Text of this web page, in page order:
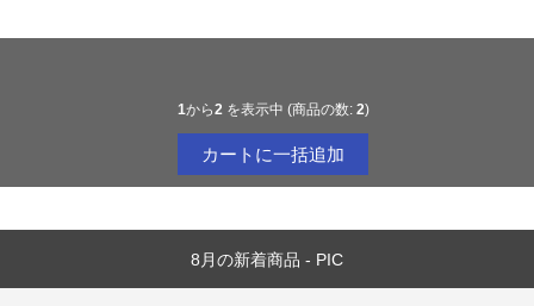
1から2 を表示中 (商品の数: 2)
8月の新着商品 - PIC